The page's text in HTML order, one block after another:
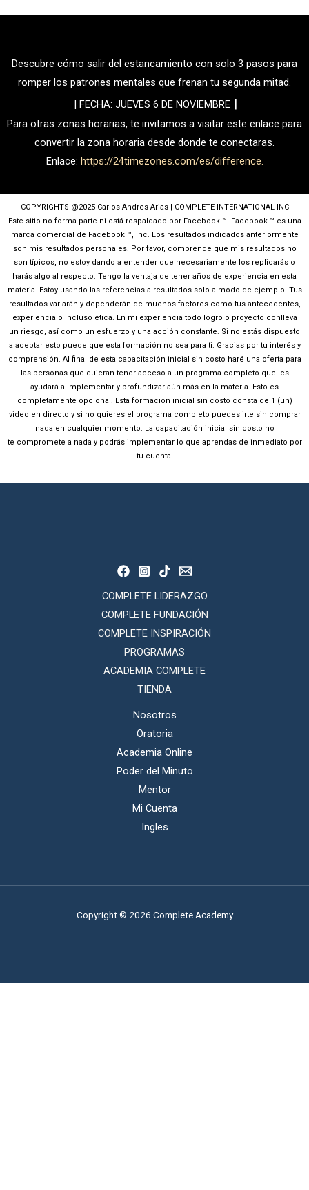
Descubre cómo salir del estancamiento con solo 3 pasos para
romper los patrones mentales que frenan tu segunda mitad.
| FECHA: JUEVES 6 DE NOVIEMBRE |
Para otras zonas horarias, te invitamos a visitar este enlace para
convertir la zona horaria desde donde te conectaras.
Enlace: https://24timezones.com/es/difference.
COPYRIGHTS @2025 Carlos Andres Arias | COMPLETE INTERNATIONAL INC
Este sitio no forma parte ni está respaldado por Facebook ™️. Facebook ™️ es una
marca comercial de Facebook ™️, Inc. Los resultados indicados anteriormente
son mis resultados personales. Por favor, comprende que mis resultados no
son típicos, no estoy dando a entender que necesariamente los replicarás o
harás algo al respecto. Tengo la ventaja de tener años de experiencia en esta
materia. Estoy usando las referencias a resultados solo a modo de ejemplo. Tus
resultados variarán y dependerán de muchos factores como tus antecedentes,
experiencia o incluso ética. En mi experiencia todo logro o proyecto conlleva
un riesgo, así como un esfuerzo y una acción constante. Si no estás dispuesto
a aceptar esto puede que esta formación no sea para ti. Gracias por tu interés y
comprensión. Al final de esta capacitación inicial sin costo haré una oferta para
las personas que quieran tener acceso a un programa completo que les
ayudará a implementar y profundizar aún más en la materia. Esto es
completamente opcional. Esta formación inicial sin costo consta de 1 (un)
video en directo y si no quieres el programa completo puedes irte sin comprar
nada en cualquier momento. La capacitación inicial sin costo no
te compromete a nada y podrás implementar lo que aprendas de inmediato por
tu cuenta.
COMPLETE LIDERAZGO
COMPLETE FUNDACIÓN
COMPLETE INSPIRACIÓN
PROGRAMAS
ACADEMIA COMPLETE
TIENDA
Nosotros
Oratoria
Academia Online
Poder del Minuto
Mentor
Mi Cuenta
Ingles
Copyright © 2026 Complete Academy